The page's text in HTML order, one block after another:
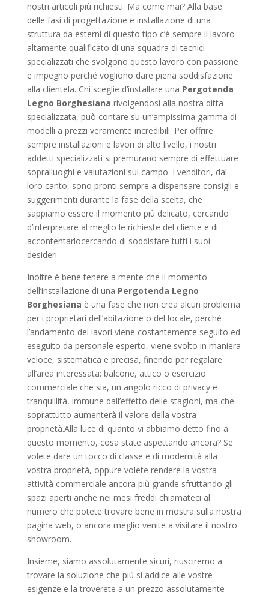
nostri articoli più richiesti. Ma come mai? Alla base
delle fasi di progettazione e installazione di una
struttura da esterni di questo tipo c’è sempre il lavoro
altamente qualificato di una squadra di tecnici
specializzati che svolgono questo lavoro con passione
e impegno perché vogliono dare piena soddisfazione
alla clientela. Chi sceglie d’installare una Pergotenda
Legno Borghesiana rivolgendosi alla nostra ditta
specializzata, può contare su un’ampissima gamma di
modelli a prezzi veramente incredibili. Per offrire
sempre installazioni e lavori di alto livello, i nostri
addetti specializzati si premurano sempre di effettuare
sopralluoghi e valutazioni sul campo. I venditori, dal
loro canto, sono pronti sempre a dispensare consigli e
suggerimenti durante la fase della scelta, che
sappiamo essere il momento più delicato, cercando
d’interpretare al meglio le richieste del cliente e di
accontentarlocercando di soddisfare tutti i suoi
desideri.
Inoltre è bene tenere a mente che il momento
dell’installazione di una Pergotenda Legno
Borghesiana è una fase che non crea alcun problema
per i proprietari dell’abitazione o del locale, perché
l’andamento dei lavori viene costantemente seguito ed
eseguito da personale esperto, viene svolto in maniera
veloce, sistematica e precisa, finendo per regalare
all’area interessata: balcone, attico o esercizio
commerciale che sia, un angolo ricco di privacy e
tranquillità, immune dall’effetto delle stagioni, ma che
soprattutto aumenterà il valore della vostra
proprietà.Alla luce di quanto vi abbiamo detto fino a
questo momento, cosa state aspettando ancora? Se
volete dare un tocco di classe e di modernità alla
vostra proprietà, oppure volete rendere la vostra
attività commerciale ancora più grande sfruttando gli
spazi aperti anche nei mesi freddi chiamateci al
numero che potete trovare bene in mostra sulla nostra
pagina web, o ancora meglio venite a visitare il nostro
showroom.
Insieme, siamo assolutamente sicuri, riusciremo a
trovare la soluzione che più si addice alle vostre
esigenze e la troverete a un prezzo assolutamente